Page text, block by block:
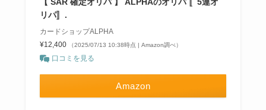
【 SAR 確定オリパ 】 ALPHAのオリパ 〚5連オ
リパ〛.
カードショップALPHA
¥12,400
（2025/07/13 10:38時点 | Amazon調べ）
口コミを見る
Amazon